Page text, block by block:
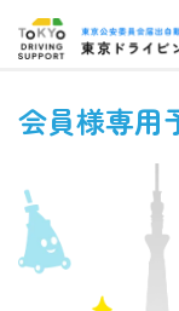
会員様専用